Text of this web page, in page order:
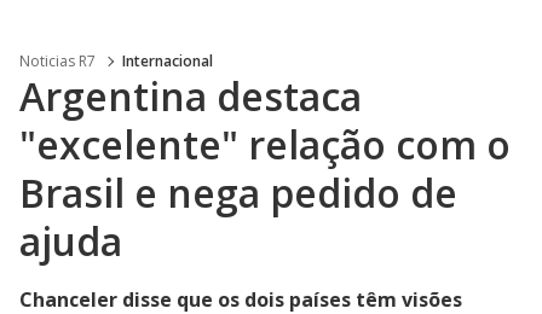
Noticias R7 Internacional
Argentina destaca
"excelente" relação com o
Brasil e nega pedido de
ajuda
Chanceler disse que os dois países têm visões